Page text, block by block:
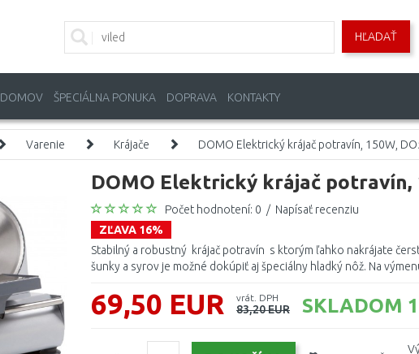
HĽADAŤ
DOMOV ŠPECIÁLNA PONUKA DOPRAVA KONTAKTY
Varenie Krájače DOMO Elektrický krájač potravín, 150W,
DOMO Elektrický krájač potravín,
Počet hodnotení: 0 / Napísať recenziu
ZĽAVA 16%
Stabilný a robustný krájač potravín s ktorým ľahko nakrájate
šunky a syrov je možné dokúpiť aj špeciálny hladký nôž. Na
69,50 EUR vrát. DPH
83,20 EUR SKLADOM